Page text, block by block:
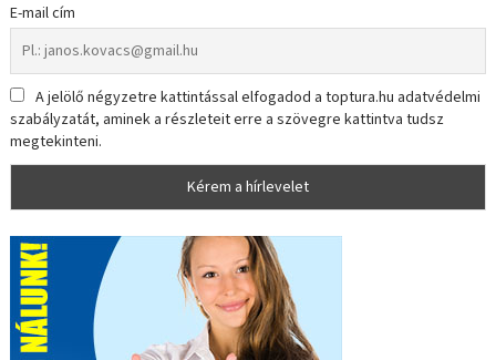
E-mail cím
A jelölő négyzetre kattintással elfogadod a toptura.hu adatvédelmi
szabályzatát, aminek a részleteit erre a szövegre kattintva tudsz
megtekinteni.